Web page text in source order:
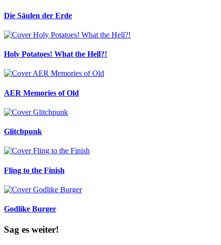
Die Säulen der Erde
Holy Potatoes! What the Hell?!
AER Memories of Old
Glitchpunk
Fling to the Finish
Godlike Burger
Sag es weiter!